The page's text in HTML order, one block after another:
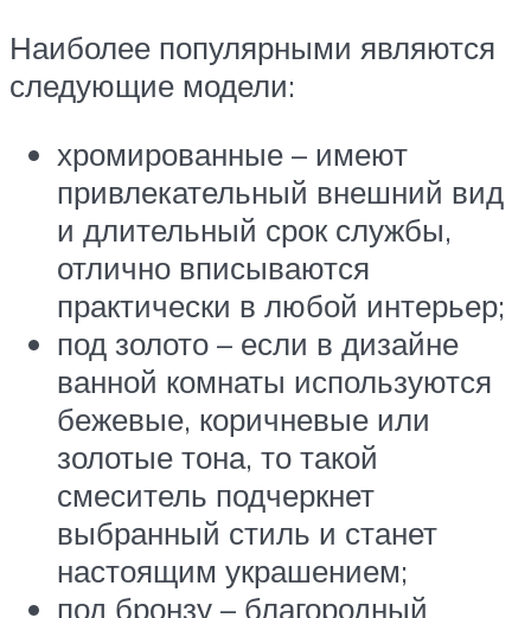
Наиболее популярными являются
следующие модели:
хромированные – имеют
привлекательный внешний вид
и длительный срок службы,
отлично вписываются
практически в любой интерьер;
под золото – если в дизайне
ванной комнаты используются
бежевые, коричневые или
золотые тона, то такой
смеситель подчеркнет
выбранный стиль и станет
настоящим украшением;
под бронзу – благородный